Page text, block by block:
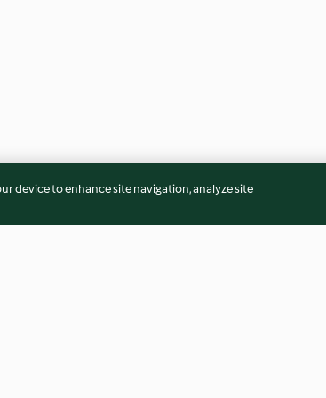
device to enhance site navigation, analyze site